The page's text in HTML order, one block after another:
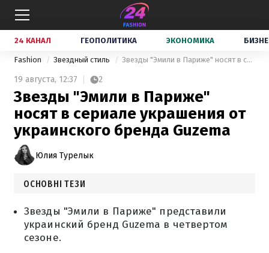
24 КАНАЛ ГЕОПОЛИТИКА ЭКОНОМИКА
Fashion Звездный стиль Звезды "Эмили в Париже" носят в сериале украшения от украинского бренда Guzema
19 августа, 12:37 2
Звезды "Эмили в Париже"
носят в сериале украшения от
украинского бренда Guzema
Юлия Турелык
ОСНОВНІ ТЕЗИ
Звезды "Эмили в Париже" представили
украинский бренд Guzema в четвертом
сезоне.